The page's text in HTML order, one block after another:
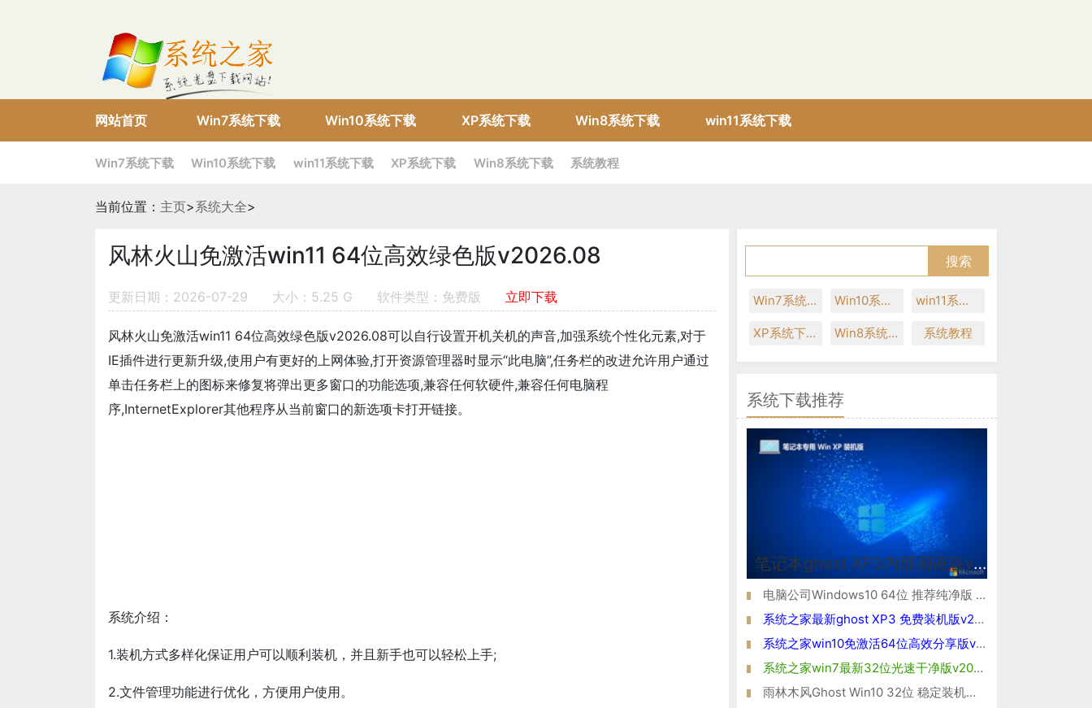
网站首页 Win7系统下载 Win10系统下载 XP系统下载 Win8系统下载 win11系统下载
Win7系统下载 Win10系统下载 win11系统下载 XP系统下载 Win8系统下载 系统教程
当前位置： 主页>系统大全>
风林火山免激活win11 64位高效绿色版v2026.08
更新日期：2026-07-29 大小：5.25 G 软件类型：免费版 立即下载
风林火山免激活win11 64位高效绿色版v2026.08可以自行设置开机关机的声音,加强系统个性化元素,对于
IE插件进行更新升级,使用户有更好的上网体验,打开资源管理器时显示“此电脑”,任务栏的改进允许用户通过
单击任务栏上的图标来修复将弹出更多窗口的功能选项,兼容任何软硬件,兼容任何电脑程
序,InternetExplorer其他程序从当前窗口的新选项卡打开链接。
系统介绍：
1.装机方式多样化保证用户可以顺利装机，并且新手也可以轻松上手;
2.文件管理功能进行优化，方便用户使用。
Win7系统下载 Win10系统下载 win11系统下载
XP系统下载 Win8系统下载 系统教程
系统下载推荐
笔记本ghost XP3内部国语版v2026.08
电脑公司Windows10 64位 推荐纯净版 2021
系统之家最新ghost XP3 免费装机版v2026.08
系统之家win10免激活64位高效分享版v2021.10
系统之家win7最新32位光速干净版v2026.08
雨林木风Ghost Win10 32位 稳定装机版 2021